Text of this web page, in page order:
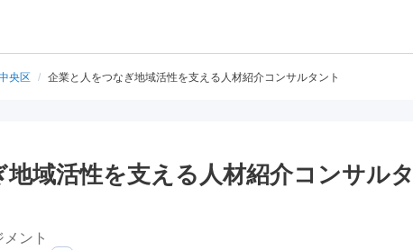
央区 / 企業と人をつなぎ地域活性を支える人材紹介コンサルタント
域活性を支える人材紹介コンサルタ
ント